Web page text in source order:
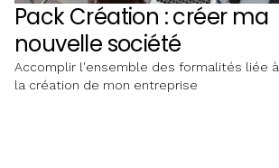
Pack Création : créer ma
nouvelle société
Accomplir l'ensemble des formalités liée à
la création de mon entreprise